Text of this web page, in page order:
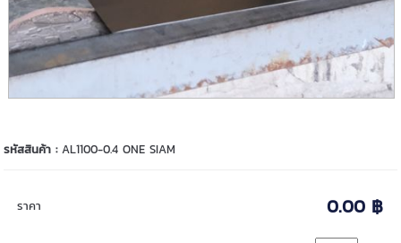
รหัสสินค้า :AL1100-0.4 ONE SIAM
ราคา 0.00 ฿